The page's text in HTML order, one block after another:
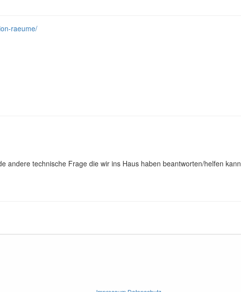
raeume/
andere technische Frage die wir ins Haus haben beantworten/helfen kann